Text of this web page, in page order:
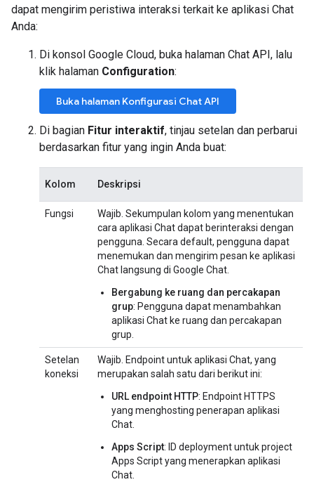
dapat mengirim peristiwa interaksi terkait ke aplikasi Chat
Anda:
Di konsol Google Cloud, buka halaman Chat API, lalu
klik halaman Configuration:
Buka halaman Konfigurasi Chat API
Di bagian Fitur interaktif, tinjau setelan dan perbarui
berdasarkan fitur yang ingin Anda buat:
Kolom Deskripsi
Fungsi
Wajib. Sekumpulan kolom yang menentukan
cara aplikasi Chat dapat berinteraksi dengan
pengguna. Secara default, pengguna dapat
menemukan dan mengirim pesan ke aplikasi
Chat langsung di Google Chat.
Bergabung ke ruang dan percakapan
grup: Pengguna dapat menambahkan
aplikasi Chat ke ruang dan percakapan
grup.
Setelan
koneksi
Wajib. Endpoint untuk aplikasi Chat, yang
merupakan salah satu dari berikut ini:
URL endpoint HTTP: Endpoint HTTPS
yang menghosting penerapan aplikasi
Chat.
Apps Script: ID deployment untuk project
Apps Script yang menerapkan aplikasi
Chat.